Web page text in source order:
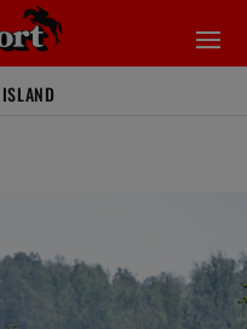
ISLAND